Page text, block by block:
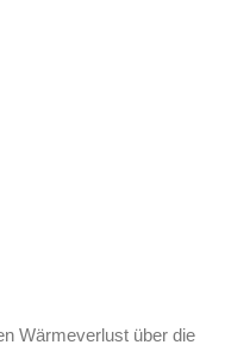
Wärmeverlust über die